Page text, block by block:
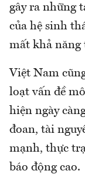
gây ra những
của hệ sinh
mất khả năng
Việt Nam
loạt vấn đề
hiện ngày
đoan, tài
mạnh, thực
báo động cao.